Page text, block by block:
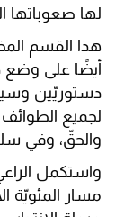
لها صعوباتها
هذا القسم
دستوريّين
لجميع
والحقّ، وفي
واستكمل
مسار المئويّة